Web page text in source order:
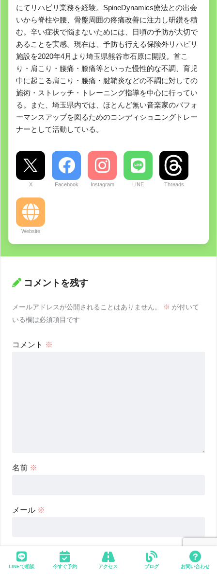
にてリハビリ業務を経験。SpineDynamics療法との出会
いから脊柱や腰、骨盤周囲の疼痛改善に注力し研鑽を積
む。辛い症状で悩まないためには、日頃の予防が大切で
あることを実感。現在は、予防も行える保険外リハビリ
施設を2020年4月より埼玉県熊谷市石原に開設。首こ
り・肩こり・腰痛・膝痛等といった慢性的な不調、育児
中に起こる肩こり・腰痛・腱鞘炎などの不調に対しての
施術・ストレッチ・トレーニング指導を中心に行ってい
る。また、埼玉県内では、ほとんど無い音楽家のパフォ
ーマンスアップを図るためのコンディショニングトレー
ナーとして活動している。
X Facebook Instagram LINE Threads
Website
コメントを残す
メールアドレスが公開されることはありません。 ※ が付いて
いる欄は必須項目です
コメント ※
名前 ※
メール ※
サイト
LINEで相談 今すぐ予約 アクセス ブログ お問い合わせ